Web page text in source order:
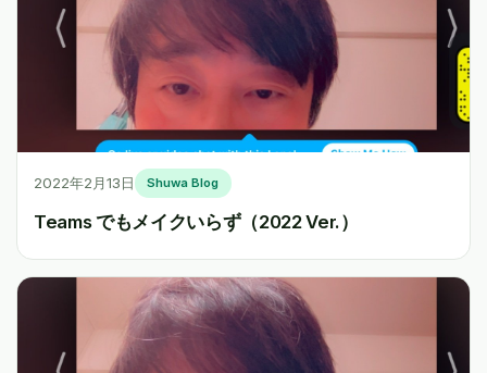
2022年2月13日 Shuwa Blog
Teams でもメイクいらず（2022 Ver.）